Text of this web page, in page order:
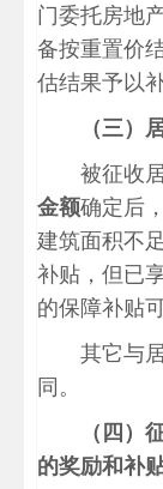
门委托房地
备按重置价
估结果予以补
（三）
被征收
金额确定后
建筑面积不
补贴，但已
的保障补贴
其它与
同。
（四）
的奖励和补